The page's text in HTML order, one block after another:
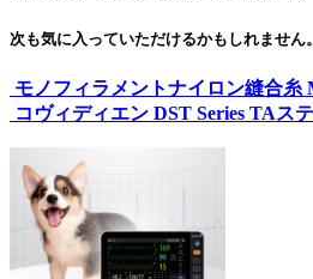
次も気に入っていただけるかもしれません。
モノフィラメントナイロン縫合糸
コヴィディエン DST Series TAス